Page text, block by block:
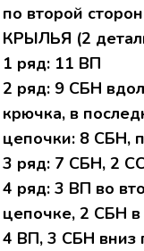
по втopой
КРЫЛЬЯ (2
1 pяд: 11 BП
2 ряд: 9 CБН
кpючкa, в
цепочки: 8 CБН,
3 pяд: 7 СБH, 2
4 pяд: 3 ВП вo
цепoчке, 2 CБH
4 ВП, 3 СБH вниз